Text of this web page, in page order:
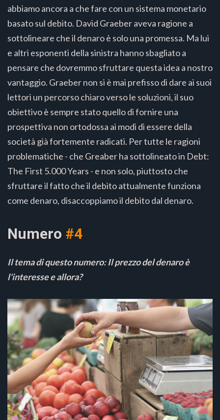
abbiamo ancora a che fare con un sistema monetario
basato sul debito. David Graeber aveva ragione a
sottolineare che il denaro è solo una promessa. Ma lui
e altri esponenti della sinistra hanno sbagliato a
pensare che dovremmo sfruttare questa idea a nostro
vantaggio. Graeber non si è mai prefisso di dare ai suoi
lettori un percorso chiaro verso le soluzioni, il suo
obiettivo è sempre stato quello di fornire una
prospettiva non ortodossa ai modi di essere della
società già fortemente radicati. Per tutte le ragioni
problematiche - che Greaber ha sottolineato in Debt:
The First 5.000 Years - e non solo, piuttosto che
sfruttare il fatto che il debito attualmente funziona
come denaro, disaccoppiamo il debito dal denaro.
Numero #4
Il tema di questo numero: Il prezzo del denaro è
l'interesse e allora?